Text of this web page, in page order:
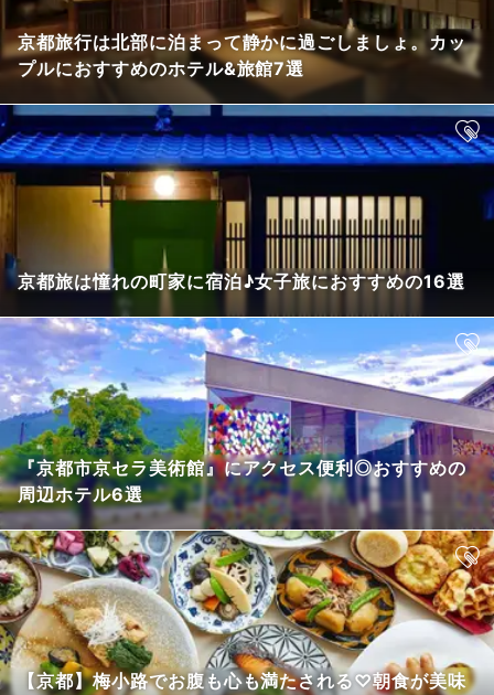
京都旅行は北部に泊まって静かに過ごしましょ。カッ
プルにおすすめのホテル&旅館7選
京都旅は憧れの町家に宿泊♪女子旅におすすめの16選
『京都市京セラ美術館』にアクセス便利◎おすすめの
周辺ホテル6選
【京都】梅小路でお腹も心も満たされる♡朝食が美味